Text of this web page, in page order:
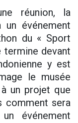
réunion, la
événement
du « Sport
termine devant
y est
le musée
un projet que
comment sera
événement